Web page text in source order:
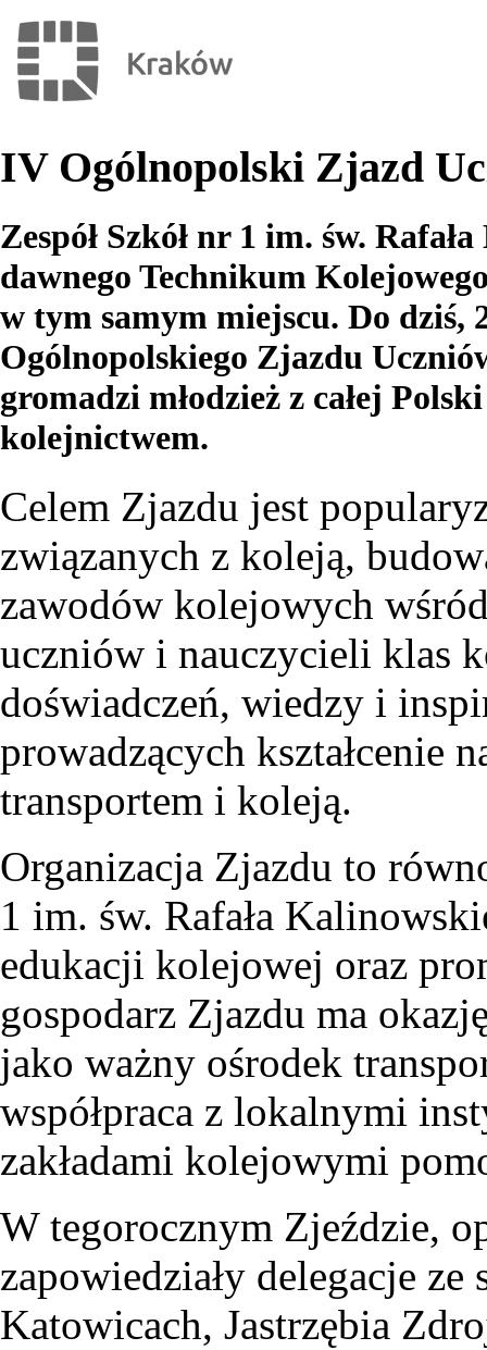
IV Ogólnopolski Zjazd
Zespół Szkół nr 1 im. św.
dawnego Technikum
w tym samym miejscu. Do dziś,
Ogólnopolskiego Zjazdu
gromadzi młodzież z całej
kolejnictwem.
Celem Zjazdu jest
związanych z koleją,
zawodów kolejowych
uczniów i nauczycieli klas
doświadczeń, wiedzy i
prowadzących kształcenie
transportem i koleją.
Organizacja Zjazdu to
1 im. św. Rafała
edukacji kolejowej oraz
gospodarz Zjazdu ma
jako ważny ośrodek
współpraca z lokalnymi
zakładami kolejowymi
W tegorocznym Zjeździe,
zapowiedziały delegacje ze
Katowicach, Jastrzębia